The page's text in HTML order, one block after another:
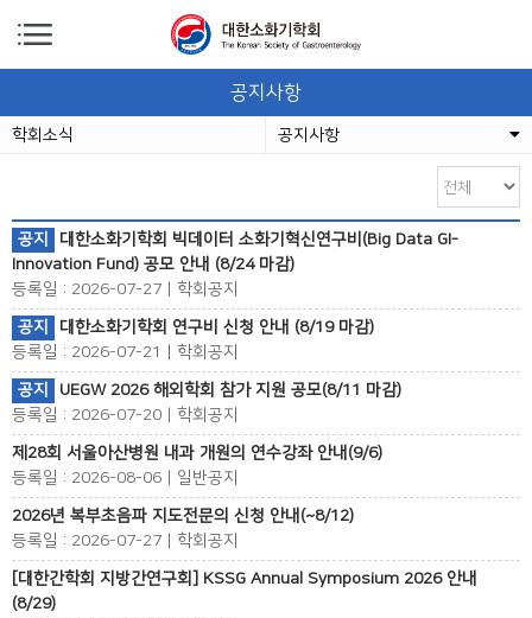
공지사항
학회소식 공지사항
공지
대한소화기학회 빅데이터 소화기혁신연구비(Big Data GI-
Innovation Fund) 공모 안내 (8/24 마감)
등록일 : 2026-07-27 | 학회공지
공지
대한소화기학회 연구비 신청 안내 (8/19 마감)
등록일 : 2026-07-21 | 학회공지
공지
UEGW 2026 해외학회 참가 지원 공모(8/11 마감)
등록일 : 2026-07-20 | 학회공지
제28회 서울아산병원 내과 개원의 연수강좌 안내(9/6)
등록일 : 2026-08-06 | 일반공지
2026년 복부초음파 지도전문의 신청 안내(~8/12)
등록일 : 2026-07-27 | 학회공지
[대한간학회 지방간연구회] KSSG Annual Symposium 2026 안내
(8/29)